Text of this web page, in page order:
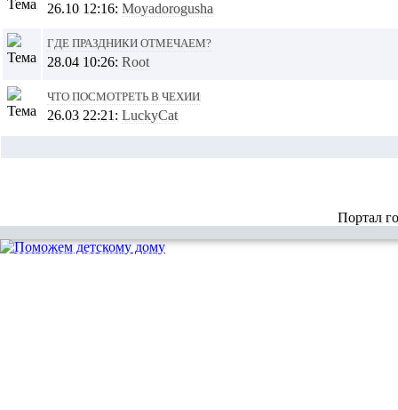
26.10 12:16: Moyadorogusha
Где праздники отмечаем?
28.04 10:26: Root
что посмотреть в чехии
26.03 22:21: LuckyCat
Портал